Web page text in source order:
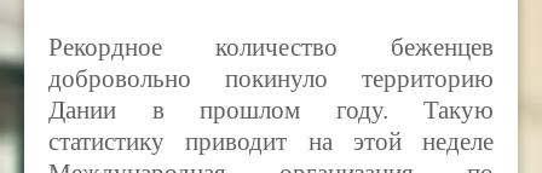
Рекордное количество беженцев
добровольно покинуло территорию
Дании в прошлом году. Такую
статистику приводит на этой неделе